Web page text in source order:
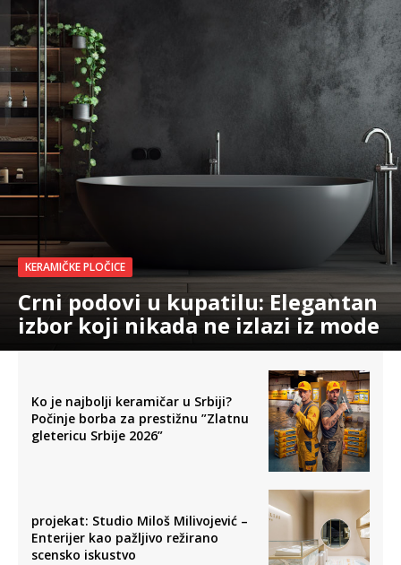
KERAMIČKE PLOČICE
Crni podovi u kupatilu: Elegantan
izbor koji nikada ne izlazi iz mode
Ko je najbolji keramičar u Srbiji?
Počinje borba za prestižnu ”Zlatnu
gletericu Srbije 2026”
projekat: Studio Miloš Milivojević –
Enterijer kao pažljivo režirano
scensko iskustvo